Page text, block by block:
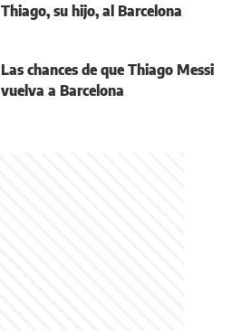
Thiago, su hijo, al Barcelona
Las chances de que Thiago Messi
vuelva a Barcelona